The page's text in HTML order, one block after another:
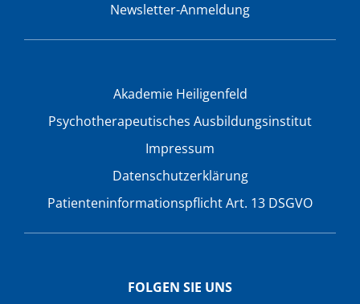
Newsletter-Anmeldung
Akademie Heiligenfeld
Psychotherapeutisches Ausbildungsinstitut
Impressum
Datenschutzerklärung
Patienteninformationspflicht Art. 13 DSGVO
FOLGEN SIE UNS